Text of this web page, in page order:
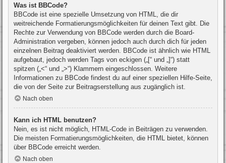
Was ist BBCode?
BBCode ist eine spezielle Umsetzung von HTML, die dir
weitreichende Formatierungsmöglichkeiten für deinen Text gibt. Die
Rechte zur Verwendung von BBCode werden durch die Board-
Administration vergeben, können jedoch auch durch dich für jeden
einzelnen Beitrag deaktiviert werden. BBCode ist ähnlich wie HTML
aufgebaut, jedoch werden Tags von eckigen („[“ und „]“) statt
spitzen („<“ und „>“) Klammern eingeschlossen. Weitere
Informationen zu BBCode findest du auf einer speziellen Hilfe-Seite,
die von der Seite zur Beitragserstellung aus zugänglich ist.
Nach oben
Kann ich HTML benutzen?
Nein, es ist nicht möglich, HTML-Code in Beiträgen zu verwenden.
Die meisten Formatierungsmöglichkeiten, die HTML bietet, können
über BBCode erreicht werden.
Nach oben